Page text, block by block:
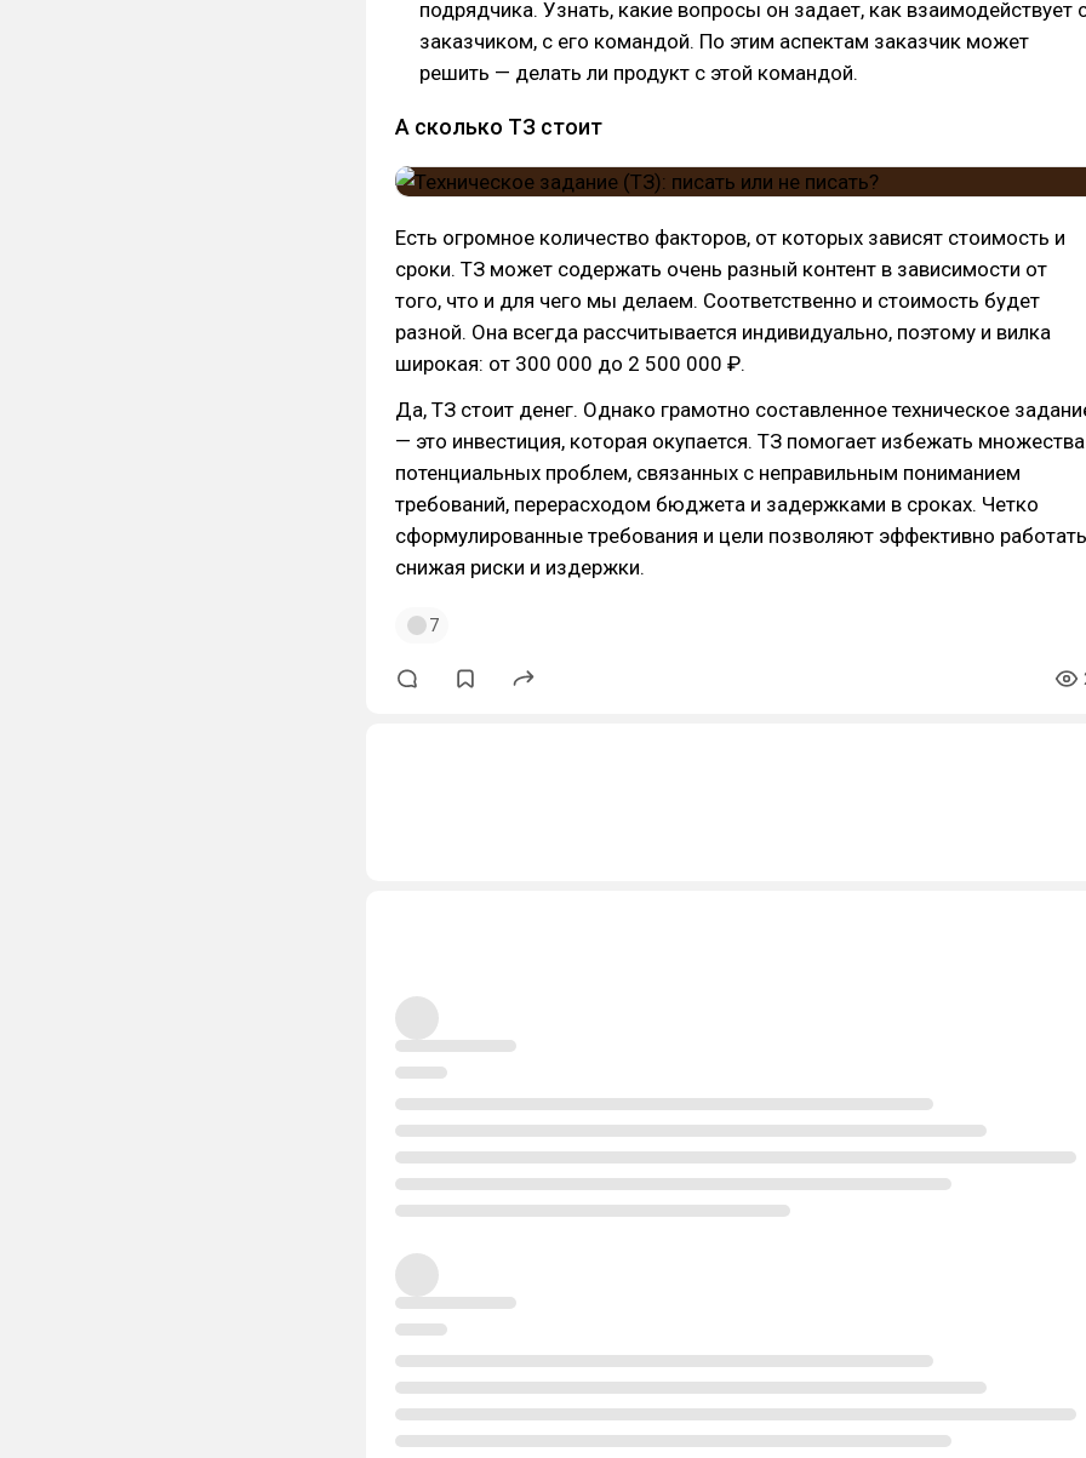
подрядчика. Узнать, какие вопросы он задает, как взаимодействует
заказчиком, с его командой. По этим аспектам заказчик может
решить — делать ли продукт с этой командой.
А сколько ТЗ стоит
Есть огромное количество факторов, от которых зависят стоимость и
сроки. ТЗ может содержать очень разный контент в зависимости от
того, что и для чего мы делаем. Соответственно и стоимость будет
разной. Она всегда рассчитывается индивидуально, поэтому и вилка
широкая: от 300 000 до 2 500 000 ₽.
Да, ТЗ стоит денег. Однако грамотно составленное техническое
— это инвестиция, которая окупается. ТЗ помогает избежать множества
потенциальных проблем, связанных с неправильным пониманием
требований, перерасходом бюджета и задержками в сроках. Четко
сформулированные требования и цели позволяют эффективно
снижая риски и издержки.
7